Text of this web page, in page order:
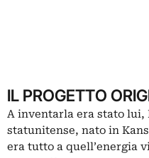
IL PROGETTO
A inventarla era stato lui,
statunitense, nato in
era tutto a quell’energia